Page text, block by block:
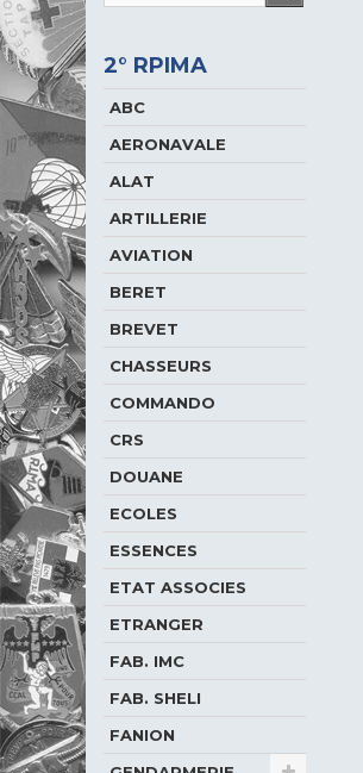
2° RPIMA
ABC
AERONAVALE
ALAT
ARTILLERIE
AVIATION
BERET
BREVET
CHASSEURS
COMMANDO
CRS
DOUANE
ECOLES
ESSENCES
ETAT ASSOCIES
ETRANGER
FAB. IMC
FAB. SHELI
FANION